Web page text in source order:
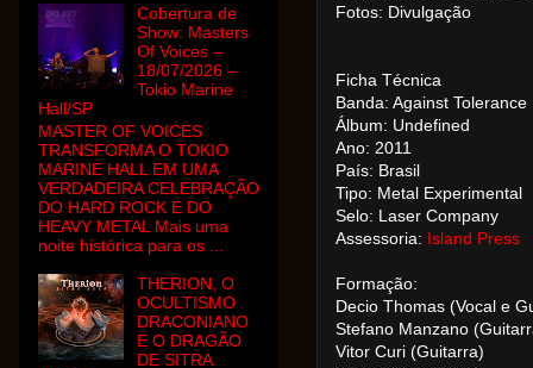
Fotos: Divulgação
Ficha Técnica
Banda: Against Tolerance
Álbum: Undefined
Ano: 2011
País: Brasil
Tipo: Metal Experimental
Selo: Laser Company
Assessoria: Island Press
Formação:
Decio Thomas (Vocal e
Stefano Manzano
Vitor Curi (Guitarra)
Cobertura de
Show: Masters
Of Voices –
18/07/2026 –
Tokio Marine
Hall/SP
MASTER OF VOICES
TRANSFORMA O TOKIO
MARINE HALL EM UMA
VERDADEIRA CELEBRAÇÃO
DO HARD ROCK E DO
HEAVY METAL Mais uma
noite histórica para os ...
THERION, O
OCULTISMO
DRACONIANO
E O DRAGÃO
DE SITRA